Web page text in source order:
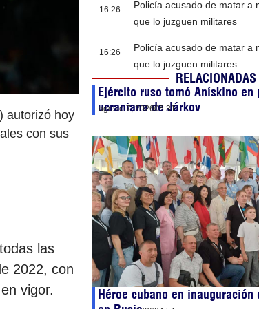
autorizó hoy
con sus
las
2022, con
vigor.
16:26
Policía acusado de matar a
que lo juzguen militares
16:26
Policía acusado de matar a
que lo juzguen militares
RELACIONADAS
Ejército ruso tomó Anískino en
ucraniana de Járkov
agosto 7, 202606:31
Héroe cubano en inauguración